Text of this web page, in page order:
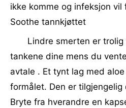
ikke komme og infeksjon vil
Soothe tannkjøttet
Lindre smerten er
tankene dine mens du
avtale . Et tynt lag med
formålet. Den er tilgjengelig
Bryte fra hverandre en